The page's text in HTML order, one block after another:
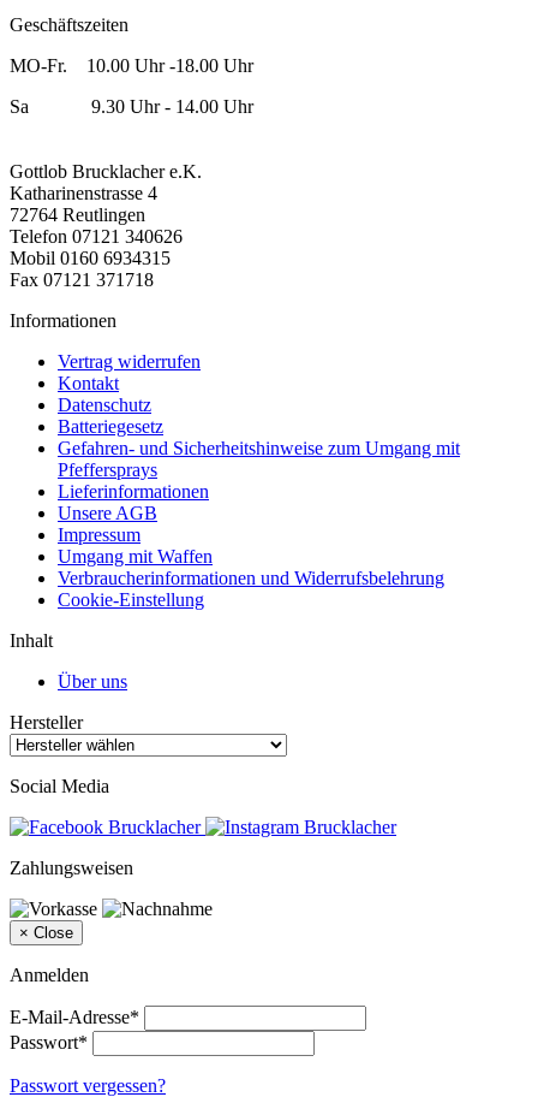
Geschäftszeiten
MO-Fr. 10.00 Uhr -18.00 Uhr
Sa 9.30 Uhr - 14.00 Uhr
Gottlob Brucklacher e.K.
Katharinenstrasse 4
72764 Reutlingen
Telefon 07121 340626
Mobil 0160 6934315
Fax 07121 371718
Informationen
Vertrag widerrufen
Kontakt
Datenschutz
Batteriegesetz
Gefahren- und Sicherheitshinweise zum Umgang mit
Pfeffersprays
Lieferinformationen
Unsere AGB
Impressum
Umgang mit Waffen
Verbraucherinformationen und Widerrufsbelehrung
Cookie-Einstellung
Inhalt
Über uns
Hersteller
Social Media
Zahlungsweisen
× Close
Anmelden
E-Mail-Adresse*
Passwort*
Passwort vergessen?